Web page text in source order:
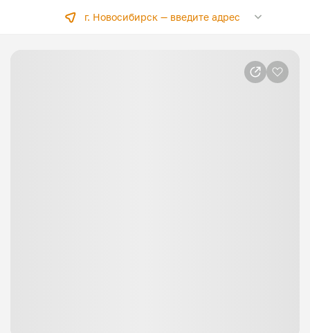
г. Новосибирск —введите адрес